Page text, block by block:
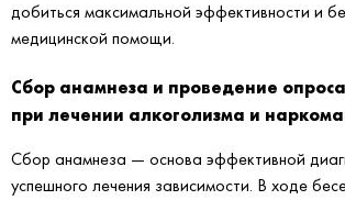
добиться максимальной эффективности и
медицинской помощи.
Сбор анамнеза и проведение
при лечении алкоголизма и
Сбор анамнеза — основа эффективной
успешного лечения зависимости. В ходе